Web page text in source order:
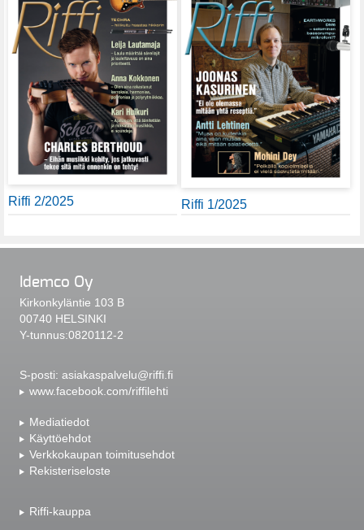
Riffi 2/2025 Riffi 1/2025
Idemco Oy
Kirkonkyläntie 103 B
00740 HELSINKI
Y-tunnus:0820112-2
S-posti: asiakaspalvelu@riffi.fi
www.facebook.com/riffilehti
Mediatiedot
Käyttöehdot
Verkkokaupan toimitusehdot
Rekisteriseloste
Riffi-kauppa